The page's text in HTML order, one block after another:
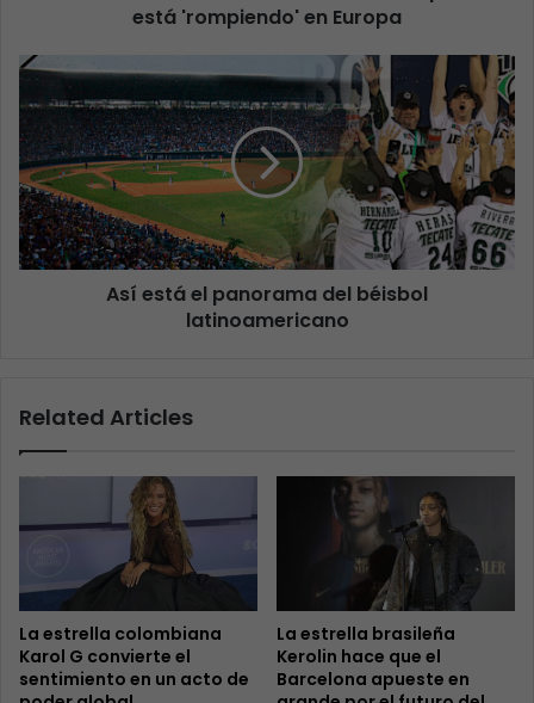
está 'rompiendo' en Europa
Así está el panorama del béisbol
latinoamericano
Related Articles
La estrella colombiana
Karol G convierte el
sentimiento en un acto de
La estrella brasileña
Kerolin hace que el
Barcelona apueste en